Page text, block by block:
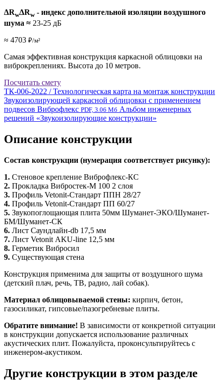
ΔRwΔRw- индекс дополнительной изоляции воздушного
шума ≈ 23-25 дБ
≈ 4703 ₽/м²
Самая эффективная конструкция каркасной облицовки на
виброкреплениях. Высота до 10 метров.
Посчитать смету
ТК-006-2022 / Технологическая карта на монтаж конструкции
Звукоизолирующей каркасной облицовки с применением
подвесов Виброфлекс PDF, 3.06 Мб Альбом инженерных
решений «Звукоизолирующие конструкции»
Описание конструкции
Состав конструкции (нумерация соответствует рисунку):
1. Стеновое крепление Виброфлекс-КС
2. Прокладка Вибростек-М 100 2 слоя
3. Профиль Vetonit-Стандарт ППН 28/27
4. Профиль Vetonit-Стандарт ПП 60/27
5. Звукопоглощающая плита 50мм Шуманет-ЭКО/Шуманет-
БМ/Шуманет-СК
6. Лист Саундлайн-db 17,5 мм
7. Лист Vetonit AKU-line 12,5 мм
8. Герметик Вибросил
9. Существующая стена
Конструкция применима для защиты от воздушного шума
(детский плач, речь, ТВ, радио, лай собак).
Материал облицовываемой стены: кирпич, бетон,
газосиликат, гипсовые/пазогребневые плиты.
Обратите внимание! В зависимости от конкретной ситуации
в конструкции допускается использование различных
акустических плит. Пожалуйста, проконсультируйтесь с
инженером-акустиком.
Другие конструкции в этом разделе